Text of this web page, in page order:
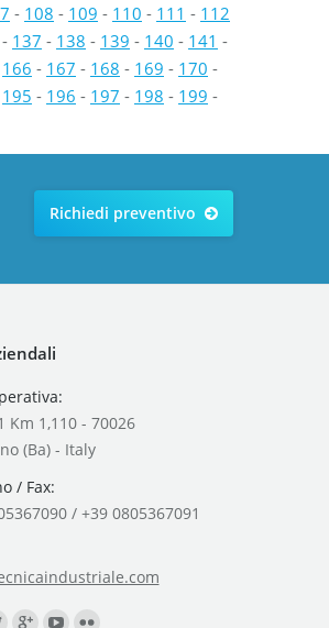
- 108 - 109 - 110 - 111 - 112
- 137 - 138 - 139 - 140 - 141 -
166 - 167 - 168 - 169 - 170 -
195 - 196 - 197 - 198 - 199 -
Richiedi preventivo
Km 1,110 - 70026
(Ba) - Italy
/ Fax:
/ +39 0805367091
on: